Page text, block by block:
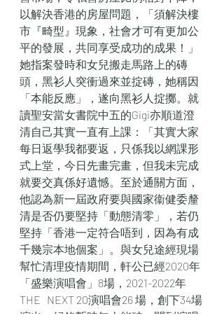
以解決香港的房屋問題，「須解決樓
市『畸型』現象，社會才可有更加公
平的發展，共同享受成功的成果！」
她指案發時和女兒搬走馬路上的磚
頭，黑衫人突衝過來並掟磚，她稱因
「本能反應」，遂向黑衫人掟擲。就
讀聖安當女書院中五的Gigi亦順道澄
清自己其實一直有上課：「其實大家
每日返學我都要返，只係我以網課形
式上堂，今日先畫完畫，但我未完成
就要交真係好遺憾。至於通關方面，
他認為新一屆政府要與國家衞健委釐
清是否仍要堅持「動態清零」，若仍
堅持「香港一定符合唔到，因為有成
千幾宗本地個案」。與女兒途經現場
幫忙清理疫情期間，軒公已經2020年
「盛樂演唱會」8場，2021-2022年
THE   NEXT 20演唱會26 場，創下34場
演出，紀錄暫時無人能破，問到演唱